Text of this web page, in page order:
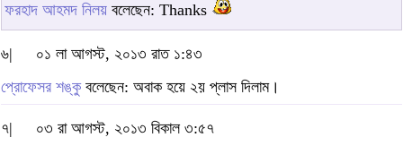
ফরহাদ আহমদ নিলয় বলেছেন: Thanks
৬|
০১ লা আগস্ট, ২০১৩ রাত ১:৪৩
প্রোফেসর শঙ্কুবলেছেন: অবাক হয়ে ২য় প্লাস দিলাম।
৭|
০৩ রা আগস্ট, ২০১৩ বিকাল ৩:৫৭